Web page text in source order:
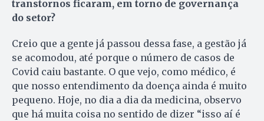
transtornos ficaram, em torno de governança
do setor?
Creio que a gente já passou dessa fase, a gestão já
se acomodou, até porque o número de casos de
Covid caiu bastante. O que vejo, como médico, é
que nosso entendimento da doença ainda é muito
pequeno. Hoje, no dia a dia da medicina, observo
que há muita coisa no sentido de dizer “isso aí é